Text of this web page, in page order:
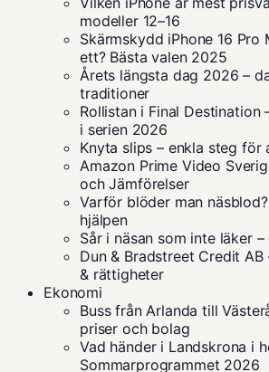
modeller 12–16
Skärmskydd iPhone 16 Pro
ett? Bästa valen 2025
Årets längsta dag 2026 –
traditioner
Rollistan i Final Destination
i serien 2026
Knyta slips – enkla steg för
Amazon Prime Video
och Jämförelser
Varför blöder man
hjälpen
Sår i näsan som inte läker
Dun & Bradstreet Credit
& rättigheter
Ekonomi
Buss från Arlanda till
priser och bolag
Vad händer i Landskrona i
Sommarprogrammet 2026